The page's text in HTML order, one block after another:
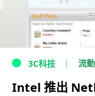
3C科技 流
Intel 推出